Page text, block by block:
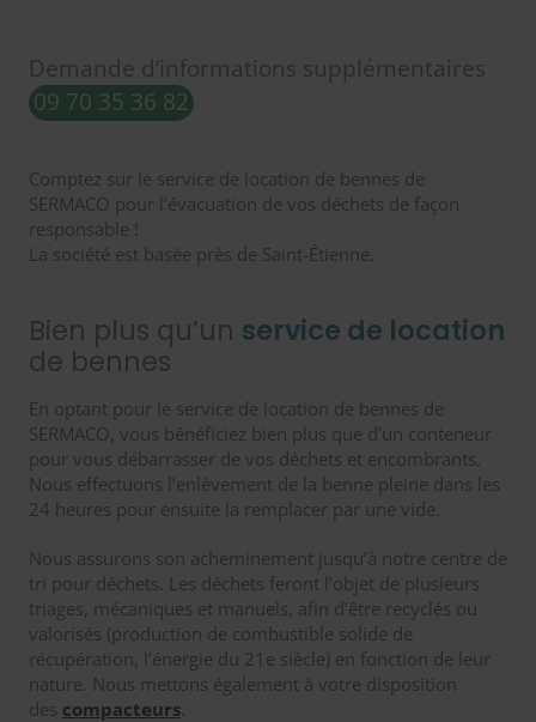
Demande d’informations supplémentaires
09 70 35 36 82
Comptez sur le service de location de bennes de
SERMACO pour l’évacuation de vos déchets de façon
responsable !
La société est basée près de Saint-Étienne.
Bien plus qu’un service de location
de bennes
En optant pour le service de location de bennes de
SERMACO, vous bénéficiez bien plus que d’un conteneur
pour vous débarrasser de vos déchets et encombrants.
Nous effectuons l’enlèvement de la benne pleine dans les
24 heures pour ensuite la remplacer par une vide.
Nous assurons son acheminement jusqu’à notre centre de
tri pour déchets. Les déchets feront l’objet de plusieurs
triages, mécaniques et manuels, afin d’être recyclés ou
valorisés (production de combustible solide de
récupération, l’énergie du 21e siècle) en fonction de leur
nature. Nous mettons également à votre disposition
des compacteurs